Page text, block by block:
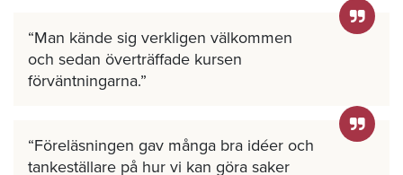
Man kände sig verkligen välkommen
och sedan överträffade kursen
förväntningarna.
Föreläsningen gav många bra idéer och
tankeställare på hur vi kan göra saker